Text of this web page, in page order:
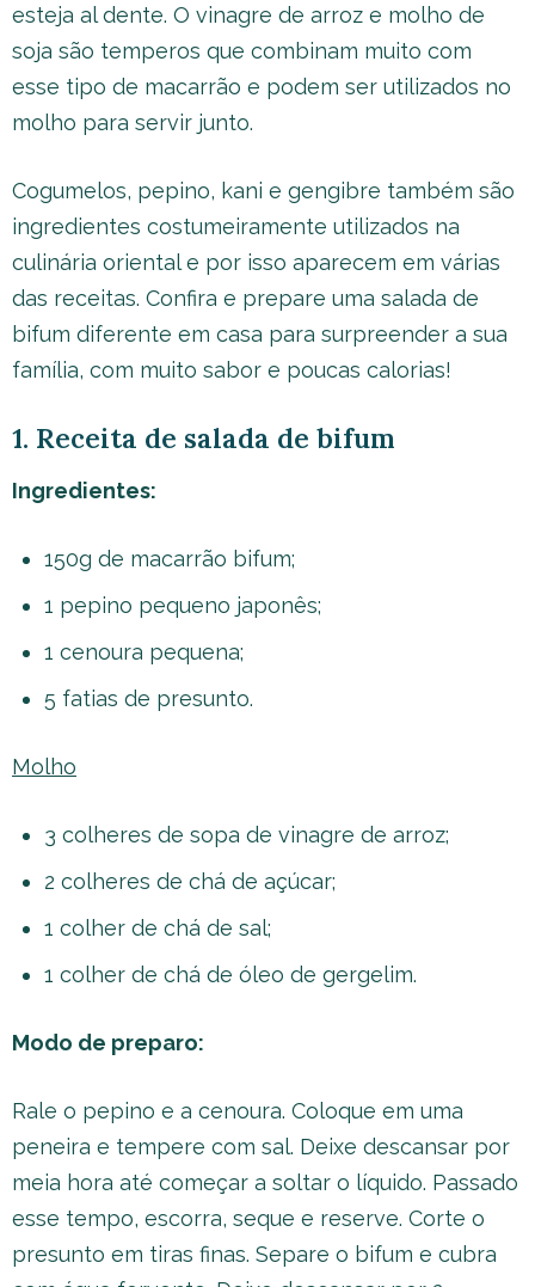
esteja al dente. O vinagre de arroz e molho de
soja são temperos que combinam muito com
esse tipo de macarrão e podem ser utilizados no
molho para servir junto.
Cogumelos, pepino, kani e gengibre também são
ingredientes costumeiramente utilizados na
culinária oriental e por isso aparecem em várias
das receitas. Confira e prepare uma salada de
bifum diferente em casa para surpreender a sua
família, com muito sabor e poucas calorias!
1. Receita de salada de bifum
Ingredientes:
150g de macarrão bifum;
1 pepino pequeno japonês;
1 cenoura pequena;
5 fatias de presunto.
Molho
3 colheres de sopa de vinagre de arroz;
2 colheres de chá de açúcar;
1 colher de chá de sal;
1 colher de chá de óleo de gergelim.
Modo de preparo:
Rale o pepino e a cenoura. Coloque em uma
peneira e tempere com sal. Deixe descansar por
meia hora até começar a soltar o líquido. Passado
esse tempo, escorra, seque e reserve. Corte o
presunto em tiras finas. Separe o bifum e cubra